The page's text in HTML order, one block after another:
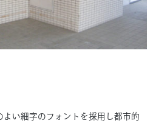
い細字のフォントを採用し都市的